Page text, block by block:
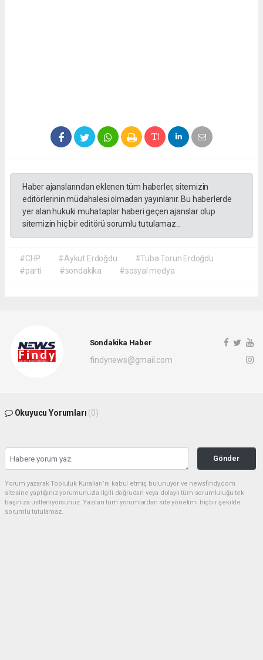
Haber ajanslarından eklenen tüm haberler, sitemizin
editörlerinin müdahalesi olmadan yayınlanır. Bu haberlerde
yer alan hukuki muhataplar haberi geçen ajanslar olup
sitemizin hiç bir editörü sorumlu tutulamaz...
#CHP #Aykut Erdoğdu
#Tuba Torun Erdoğdu
#parti
#sondakika #sosyal medya
Sondakika Haber
findynews@gmail.com
Okuyucu Yorumları (0)
Gönder
Yorum yazarak Topluluk Kuralları’nı kabul etmiş bulunuyor ve newsfindy.com
sitesine yaptığınız yorumunuzla ilgili doğrudan veya dolaylı tüm sorumluluğu tek
başınıza üstleniyorsunuz. Yazılan tüm yorumlardan site yönetimi hiçbir şekilde
sorumlu tutulamaz.